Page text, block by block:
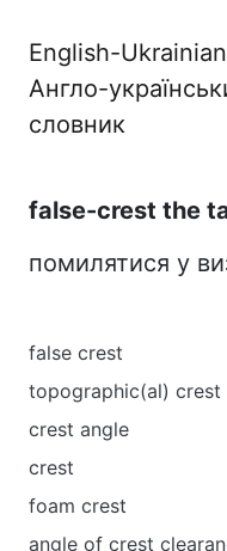
English-
Англо-
словник
false-crest the
помилятися у
false crest
topographic(al) crest
crest angle
crest
foam crest
angle of crest